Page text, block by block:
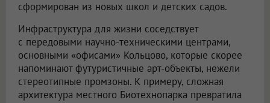
сформирован из новых школ и детских садов.
Инфраструктура для жизни соседствует
с передовыми научно-техническими центрами,
основными «офисами» Кольцово, которые скорее
напоминают футуристичные арт-объекты, нежели
стереотипные промзоны. К примеру, сложная
архитектура местного Биотехнопарка превратила